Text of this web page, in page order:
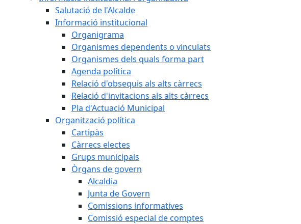
Salutació de l'Alcalde
Informació institucional
Organigrama
Organismes dependents o vinculats
Organismes dels quals forma part
Agenda política
Relació d'obsequis als alts càrrecs
Relació d'invitacions als alts càrrecs
Pla d'Actuació Municipal
Organització política
Cartipàs
Càrrecs electes
Grups municipals
Òrgans de govern
Alcaldia
Junta de Govern
Comissions informatives
Comissió especial de comptes